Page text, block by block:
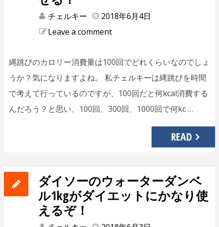
チェルキー
2018年6月4日
Leave a comment
縄跳びのカロリー消費量は100回でどれくらいなのでしょ
うか？気になりますよね。 私チェルキーは縄跳びを時間
で考えて行っているのですが、100回だと何kcal消費する
んだろう？と思い、100回、300回、1000回で何kc …
READ
ダイソーのウォーターダンベ
ル1kgがダイエットにかなり使
えるぞ！